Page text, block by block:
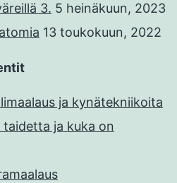
3. 5 heinäkuun, 2023
13 toukokuun, 2022
ja kynätekniikoita
taidetta ja kuka on